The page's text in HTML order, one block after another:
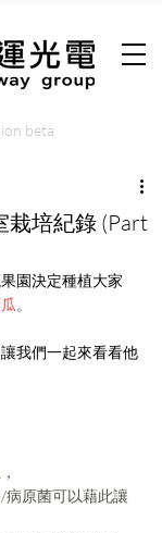
beta
栽培紀錄 (Part
園決定種植大家
。
我們一起來看看他
原菌可以藉此讓